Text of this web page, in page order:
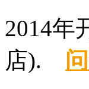
2014年
店).